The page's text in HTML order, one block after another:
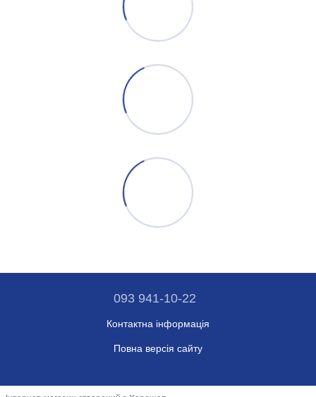
093 941-10-22
Контактна інформація
Повна версія сайту